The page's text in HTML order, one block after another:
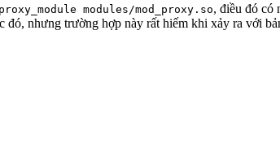
modules/mod_proxy.so, điều đó có
nhưng trường hợp này rất hiếm khi xảy ra với